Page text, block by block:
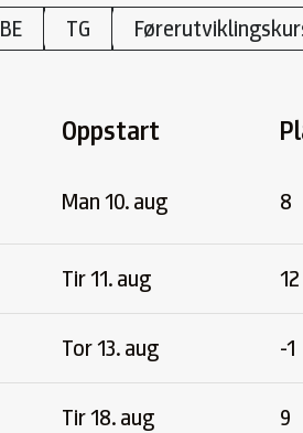
BE TG
Oppstart
Man 10. aug 8
Tir 11. aug 12
Tor 13. aug -1
Tir 18. aug 9